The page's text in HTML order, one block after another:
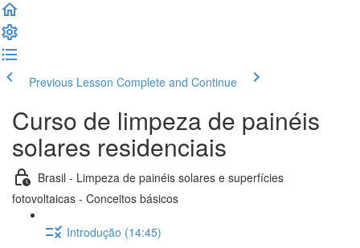
Previous Lesson Complete and Continue
Curso de limpeza de painéis
solares residenciais
Brasil - Limpeza de painéis solares e superfícies
fotovoltaicas - Conceitos básicos
Introdução (14:45)